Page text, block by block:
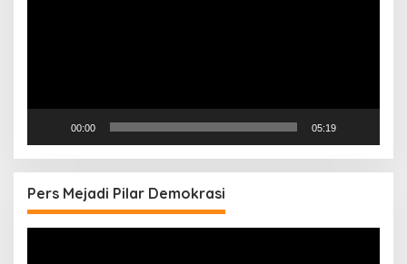
00:00 05:19
Pers Mejadi Pilar Demokrasi